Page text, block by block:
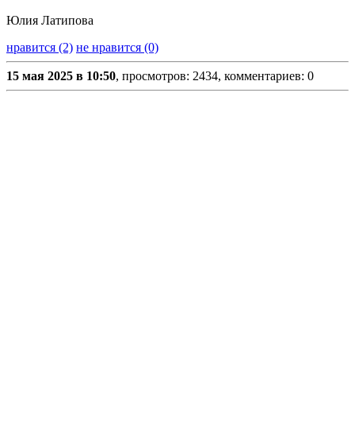
Юлия Латипова
нравится (2) не нравится (0)
15 мая 2025 в 10:50, просмотров: 2434, комментариев: 0